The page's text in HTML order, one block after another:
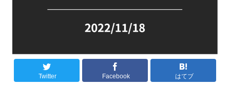
Twitter Facebook はてブ